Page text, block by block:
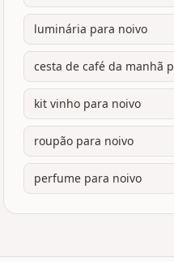
luminária para noivo
cesta de café da manhã
kit vinho para noivo
roupão para noivo
perfume para noivo